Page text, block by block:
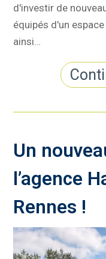
d'investir de
équipés d'un
ainsi…
Un
l’agence
Rennes !